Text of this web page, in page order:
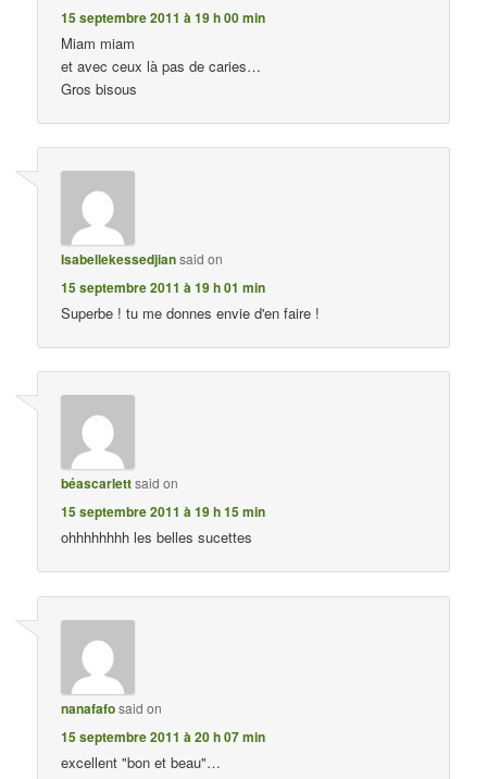
15 septembre 2011 à 19 h 00 min
Miam miam
et avec ceux là pas de caries…
Gros bisous
Isabellekessedjiansaid on
15 septembre 2011 à 19 h 01 min
Superbe ! tu me donnes envie d'en faire !
béascarlettsaid on
15 septembre 2011 à 19 h 15 min
ohhhhhhhh les belles sucettes
nanafafosaid on
15 septembre 2011 à 20 h 07 min
excellent "bon et beau"…